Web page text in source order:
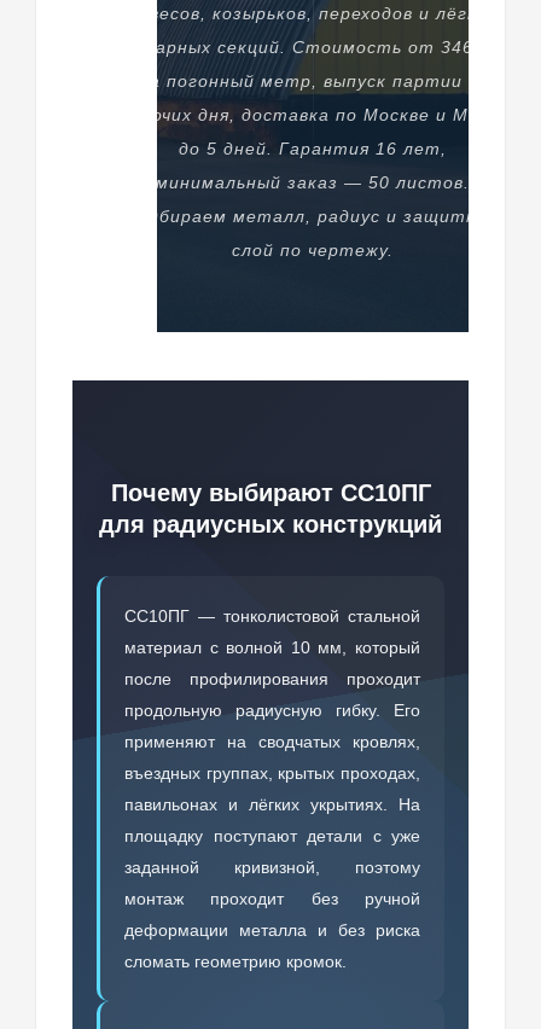
навесов, козырьков, переходов и лёгких
ангарных секций. Стоимость от 346,92
₽ за погонный метр, выпуск партии — 2
рабочих дня, доставка по Москве и МО —
до 5 дней. Гарантия 16 лет,
минимальный заказ — 50 листов.
Подбираем металл, радиус и защитный
слой по чертежу.
Почему выбирают СС10ПГ
для радиусных конструкций
СС10ПГ — тонколистовой стальной
материал с волной 10 мм, который
после профилирования проходит
продольную радиусную гибку. Его
применяют на сводчатых кровлях,
въездных группах, крытых проходах,
павильонах и лёгких укрытиях. На
площадку поступают детали с уже
заданной кривизной, поэтому
монтаж проходит без ручной
деформации металла и без риска
сломать геометрию кромок.